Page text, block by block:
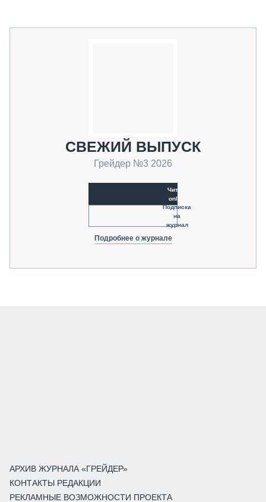
СВЕЖИЙ ВЫПУСК
Грейдер №3 2026
Читать
online
Подписка
на
журнал
Подробнее о журнале
АРХИВ ЖУРНАЛА «ГРЕЙДЕР»
КОНТАКТЫ РЕДАКЦИИ
РЕКЛАМНЫЕ ВОЗМОЖНОСТИ ПРОЕКТА